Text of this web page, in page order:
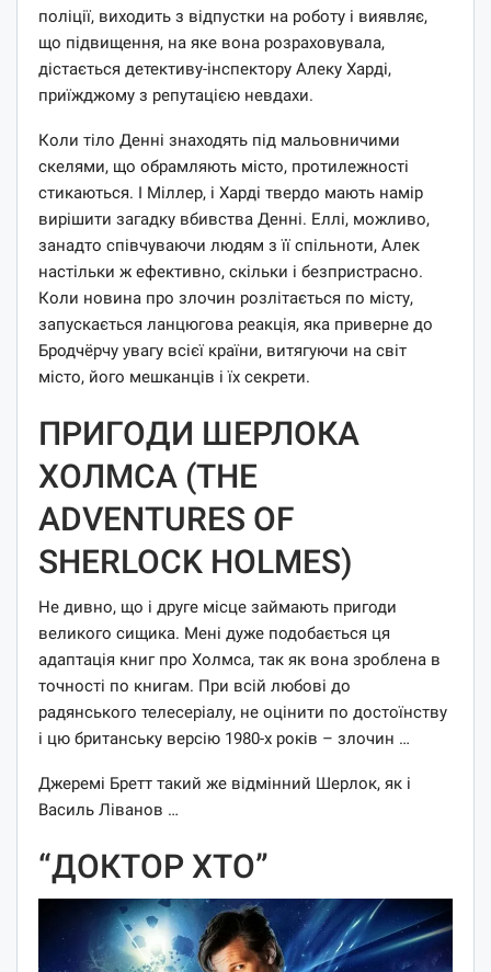
поліції, виходить з відпустки на роботу і виявляє,
що підвищення, на яке вона розраховувала,
дістається детективу-інспектору Алеку Харді,
приїжджому з репутацією невдахи.
Коли тіло Денні знаходять під мальовничими
скелями, що обрамляють місто, протилежності
стикаються. І Міллер, і Харді твердо мають намір
вирішити загадку вбивства Денні. Еллі, можливо,
занадто співчуваючи людям з її спільноти, Алек
настільки ж ефективно, скільки і безпристрасно.
Коли новина про злочин розлітається по місту,
запускається ланцюгова реакція, яка приверне до
Бродчёрчу увагу всієї країни, витягуючи на світ
місто, його мешканців і їх секрети.
ПРИГОДИ ШЕРЛОКА
ХОЛМСА (THE
ADVENTURES OF
SHERLOCK HOLMES)
Не дивно, що і друге місце займають пригоди
великого сищика. Мені дуже подобається ця
адаптація книг про Холмса, так як вона зроблена в
точності по книгам. При всій любові до
радянського телесеріалу, не оцінити по достоїнству
і цю британську версію 1980-х років – злочин …
Джеремі Бретт такий же відмінний Шерлок, як і
Василь Ліванов …
“ДОКТОР ХТО”